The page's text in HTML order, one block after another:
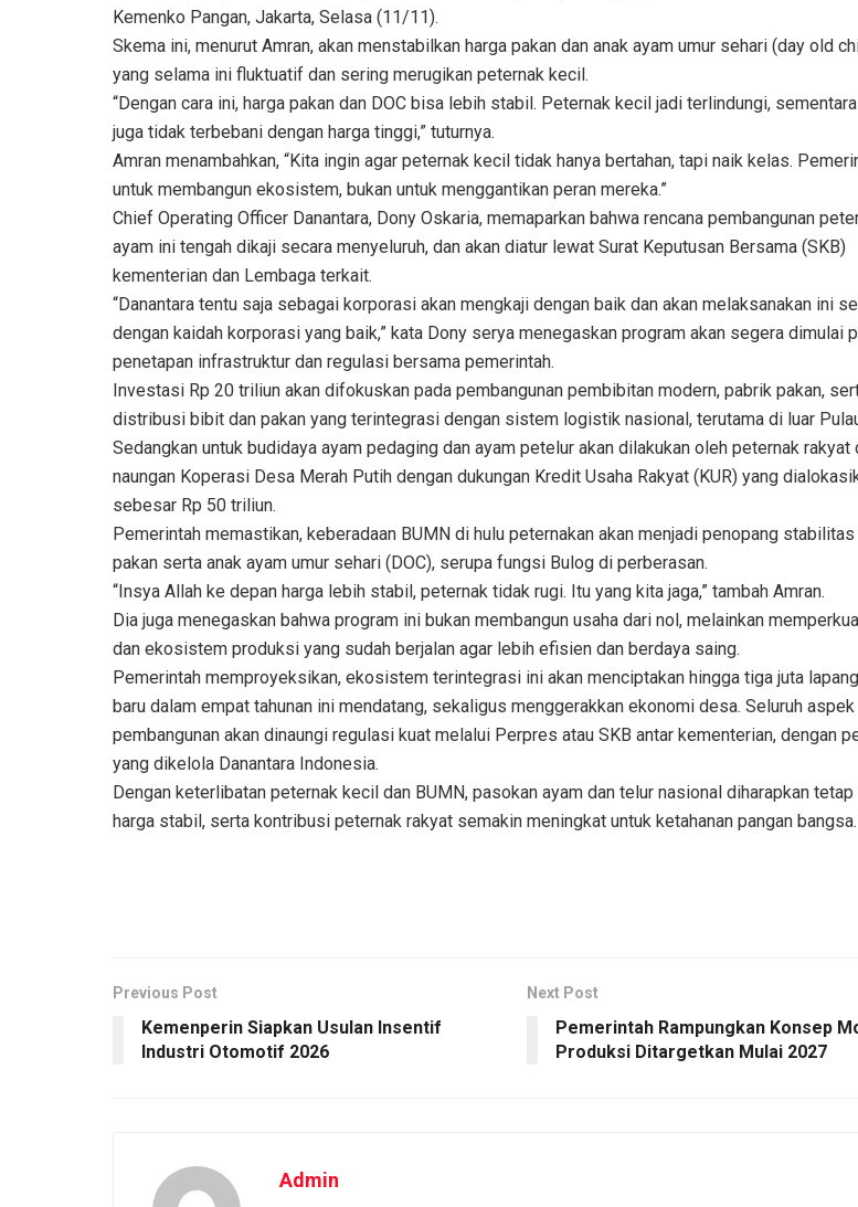
Kemenko Pangan, Jakarta, Selasa (11/11).
Skema ini, menurut Amran, akan menstabilkan harga pakan dan anak ayam umur sehari (day old
yang selama ini fluktuatif dan sering merugikan peternak kecil.
“Dengan cara ini, harga pakan dan DOC bisa lebih stabil. Peternak kecil jadi terlindungi,
juga tidak terbebani dengan harga tinggi,” tuturnya.
Amran menambahkan, “Kita ingin agar peternak kecil tidak hanya bertahan, tapi naik kelas.
untuk membangun ekosistem, bukan untuk menggantikan peran mereka.”
Chief Operating Officer Danantara, Dony Oskaria, memaparkan bahwa rencana pembangunan
ayam ini tengah dikaji secara menyeluruh, dan akan diatur lewat Surat Keputusan Bersama (SKB)
kementerian dan Lembaga terkait.
“Danantara tentu saja sebagai korporasi akan mengkaji dengan baik dan akan melaksanakan ini
dengan kaidah korporasi yang baik,” kata Dony serya menegaskan program akan segera dimulai
penetapan infrastruktur dan regulasi bersama pemerintah.
Investasi Rp 20 triliun akan difokuskan pada pembangunan pembibitan modern, pabrik pakan,
distribusi bibit dan pakan yang terintegrasi dengan sistem logistik nasional, terutama di luar
Sedangkan untuk budidaya ayam pedaging dan ayam petelur akan dilakukan oleh peternak rakyat
naungan Koperasi Desa Merah Putih dengan dukungan Kredit Usaha Rakyat (KUR) yang
sebesar Rp 50 triliun.
Pemerintah memastikan, keberadaan BUMN di hulu peternakan akan menjadi penopang stabilitas
pakan serta anak ayam umur sehari (DOC), serupa fungsi Bulog di perberasan.
“Insya Allah ke depan harga lebih stabil, peternak tidak rugi. Itu yang kita jaga,” tambah Amran.
Dia juga menegaskan bahwa program ini bukan membangun usaha dari nol, melainkan
dan ekosistem produksi yang sudah berjalan agar lebih efisien dan berdaya saing.
Pemerintah memproyeksikan, ekosistem terintegrasi ini akan menciptakan hingga tiga juta
baru dalam empat tahunan ini mendatang, sekaligus menggerakkan ekonomi desa. Seluruh aspek
pembangunan akan dinaungi regulasi kuat melalui Perpres atau SKB antar kementerian, dengan
yang dikelola Danantara Indonesia.
Dengan keterlibatan peternak kecil dan BUMN, pasokan ayam dan telur nasional diharapkan tetap
harga stabil, serta kontribusi peternak rakyat semakin meningkat untuk ketahanan pangan
Previous Post
Kemenperin Siapkan Usulan Insentif
Industri Otomotif 2026
Next Post
Pemerintah Rampungkan Konsep
Produksi Ditargetkan Mulai 2027
Admin